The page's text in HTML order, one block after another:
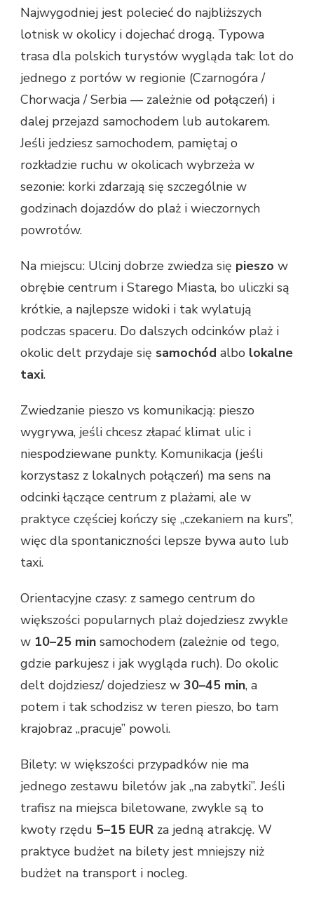
Najwygodniej jest polecieć do najbliższych
lotnisk w okolicy i dojechać drogą. Typowa
trasa dla polskich turystów wygląda tak: lot do
jednego z portów w regionie (Czarnogóra /
Chorwacja / Serbia — zależnie od połączeń) i
dalej przejazd samochodem lub autokarem.
Jeśli jedziesz samochodem, pamiętaj o
rozkładzie ruchu w okolicach wybrzeża w
sezonie: korki zdarzają się szczególnie w
godzinach dojazdów do plaż i wieczornych
powrotów.
Na miejscu: Ulcinj dobrze zwiedza się pieszo w
obrębie centrum i Starego Miasta, bo uliczki są
krótkie, a najlepsze widoki i tak wylatują
podczas spaceru. Do dalszych odcinków plaż i
okolic delt przydaje się samochód albo lokalne
taxi.
Zwiedzanie pieszo vs komunikacją: pieszo
wygrywa, jeśli chcesz złapać klimat ulic i
niespodziewane punkty. Komunikacja (jeśli
korzystasz z lokalnych połączeń) ma sens na
odcinki łączące centrum z plażami, ale w
praktyce częściej kończy się „czekaniem na kurs”,
więc dla spontaniczności lepsze bywa auto lub
taxi.
Orientacyjne czasy: z samego centrum do
większości popularnych plaż dojedziesz zwykle
w 10–25 min samochodem (zależnie od tego,
gdzie parkujesz i jak wygląda ruch). Do okolic
delt dojdziesz/ dojedziesz w 30–45 min, a
potem i tak schodzisz w teren pieszo, bo tam
krajobraz „pracuje” powoli.
Bilety: w większości przypadków nie ma
jednego zestawu biletów jak „na zabytki”. Jeśli
trafisz na miejsca biletowane, zwykle są to
kwoty rzędu 5–15 EUR za jedną atrakcję. W
praktyce budżet na bilety jest mniejszy niż
budżet na transport i nocleg.